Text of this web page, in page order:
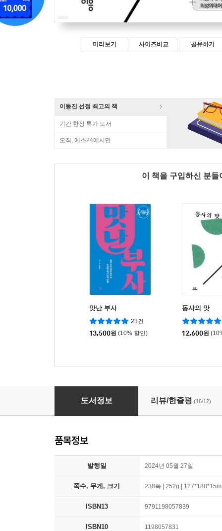
미리보기 사이즈비교 공유하기
이동진 선정 최고의 책
기간 한정 특가 도서
오직, 예스24에서만
이 책을 구입하신 분
맛난 부사
23건
13,500원 (10% 할인)
동사의 맛
12,600원
후 불어 꿀떡 먹고 꺽
도서정보 리뷰/한줄평 (16/12)
품목정보
발행일 2024년 05월 27일
쪽수, 무게, 크기 238쪽 | 252g |
ISBN13 9791198057839
ISBN10 1198057831